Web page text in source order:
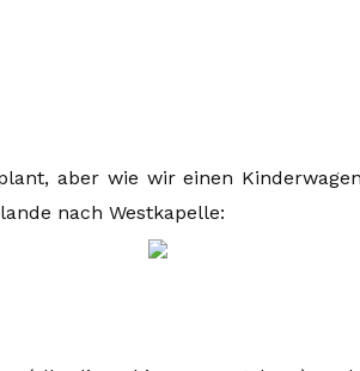
aber wie wir einen
nach Westkapelle: